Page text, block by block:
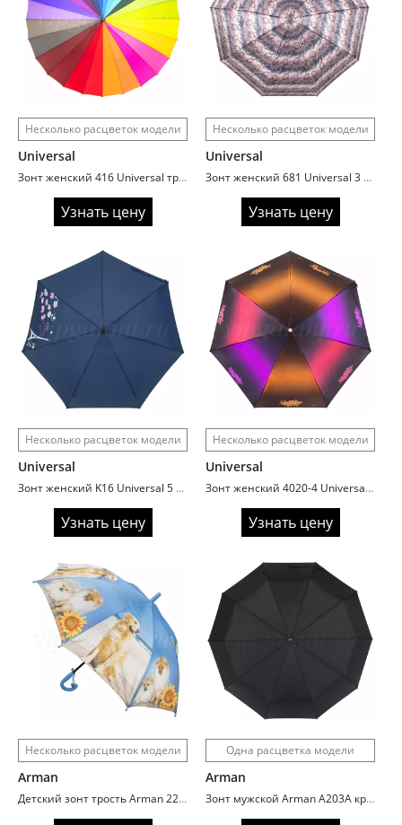
Несколько расцветок модели
Universal
Зонт женский 416 Universal трость автомат 24 спицы радуга
Узнать цену
Несколько расцветок модели
Universal
Зонт женский 681 Universal 3 сл с/а 9 спиц сатин ombre chic
Узнать цену
Несколько расцветок модели
Universal
Зонт женский K16 Universal 5 сл механика 7 спиц полиэстер
Узнать цену
Несколько расцветок модели
Universal
Зонт женский 4020-4 Universal 4 сл с/а 7 спиц серебро внутри
Узнать цену
Несколько расцветок модели
Arman
Детский зонт трость Arman 2236 кошки/собаки
Одна расцветка модели
Arman
Зонт мужской Arman A203A крюк carbon